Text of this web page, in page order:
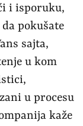
i isporuku,
pokušate
sajta,
u kom
u procesu
kaže